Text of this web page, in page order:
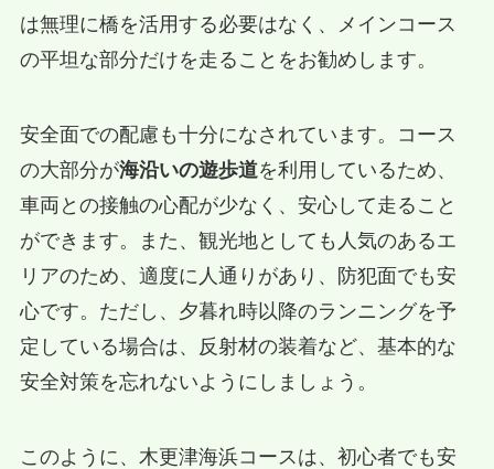
は無理に橋を活用する必要はなく、メインコース
の平坦な部分だけを走ることをお勧めします。
安全面での配慮も十分になされています。コース
の大部分が海沿いの遊歩道を利用しているため、
車両との接触の心配が少なく、安心して走ること
ができます。また、観光地としても人気のあるエ
リアのため、適度に人通りがあり、防犯面でも安
心です。ただし、夕暮れ時以降のランニングを予
定している場合は、反射材の装着など、基本的な
安全対策を忘れないようにしましょう。
このように、木更津海浜コースは、初心者でも安